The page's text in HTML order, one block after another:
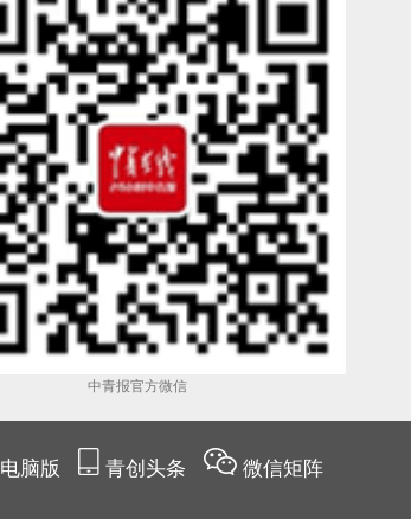
中青报官方微信
电脑版 青创头条 微信矩阵